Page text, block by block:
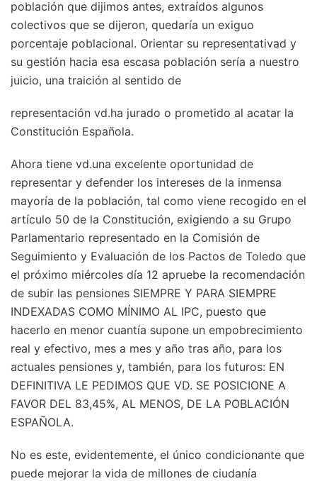
población que dijimos antes, extraídos algunos
colectivos que se dijeron, quedaría un exiguo
porcentaje poblacional. Orientar su representativad y
su gestión hacia esa escasa población sería a nuestro
juicio, una traición al sentido de
representación vd.ha jurado o prometido al acatar la
Constitución Española.
Ahora tiene vd.una excelente oportunidad de
representar y defender los intereses de la inmensa
mayoría de la población, tal como viene recogido en el
artículo 50 de la Constitución, exigiendo a su Grupo
Parlamentario representado en la Comisión de
Seguimiento y Evaluación de los Pactos de Toledo que
el próximo miércoles día 12 apruebe la recomendación
de subir las pensiones SIEMPRE Y PARA SIEMPRE
INDEXADAS COMO MÍNIMO AL IPC, puesto que
hacerlo en menor cuantía supone un empobrecimiento
real y efectivo, mes a mes y año tras año, para los
actuales pensiones y, también, para los futuros: EN
DEFINITIVA LE PEDIMOS QUE VD. SE POSICIONE A
FAVOR DEL 83,45%, AL MENOS, DE LA POBLACIÓN
ESPAÑOLA.
No es este, evidentemente, el único condicionante que
puede mejorar la vida de millones de ciudanía